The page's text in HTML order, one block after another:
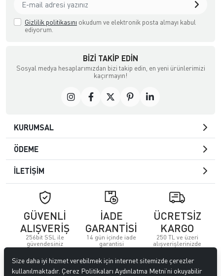
Gizlilik politikasını okudum ve elektronik posta almayı kabul
ediyorum.
BIZI TAKIP EDIN
Sosyal medya hesaplarımızdan bizi takip edin, en yeni ürünlerimizi
kaçırmayın!
KURUMSAL
ÖDEME
İLETİŞİM
GÜVENLİ
ALIŞVERİŞ
256bit SSL ile
güvendesiniz
İADE
GARANTİSİ
14 gün içinde iade
garantisi
ÜCRETSİZ
KARGO
250 TL ve üzeri
alışverişlerinizde
© 2023Özkervan AVM. Tüm hakları saklıdır.
Size daha iyi hizmet verebilmek için internet sitemizde çerezler
kullanılmaktadır. Çerez Politikaları Aydınlatma Metni’ni okuyabilir